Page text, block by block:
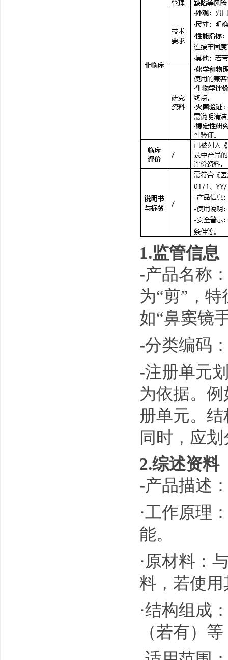
1.监管信息
-产品名称
为“剪”，
如“鼻窦镜
-分类编码
-注册单元
为依据。
册单元。
同时，应
2.综述资料
-产品描述
·工作原理
能。
·原材料：
料，若使
·结构组成
（若有）